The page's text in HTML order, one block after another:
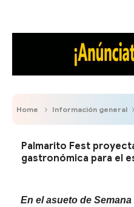
Home Información general
Palmarito Fest
gastronómica para el
En el asueto de Semana